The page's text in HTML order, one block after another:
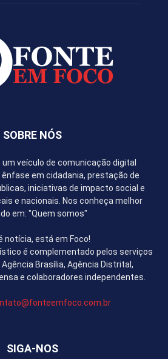
SOBRE NÓS
um veículo de comunicação digital
em cidadania, prestação de
iniciativas de impacto social e
e nacionais. Nos conheça melhor
em: "Quem somos"
notícia, está em Foco!
é complementado pelos serviços
Brasília, Agência Distrital,
e colaboradores independentes.
SIGA-NOS